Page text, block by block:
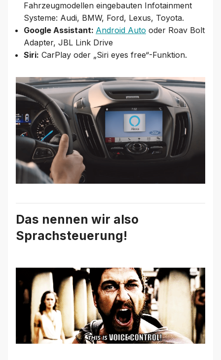
Fahrzeugmodellen eingebauten Infotainment
Systeme: Audi, BMW, Ford, Lexus, Toyota.
Google Assistant: Android Auto oder Roav Bolt
Adapter, JBL Link Drive
Siri: CarPlay oder „Siri eyes free“-Funktion.
Das nennen wir also
Sprachsteuerung!